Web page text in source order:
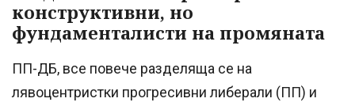
конструктивни, но
фундаменталисти на промяната
ПП-ДБ, все повече разделяща се на
лявоцентристки прогресивни либерали (ПП) и